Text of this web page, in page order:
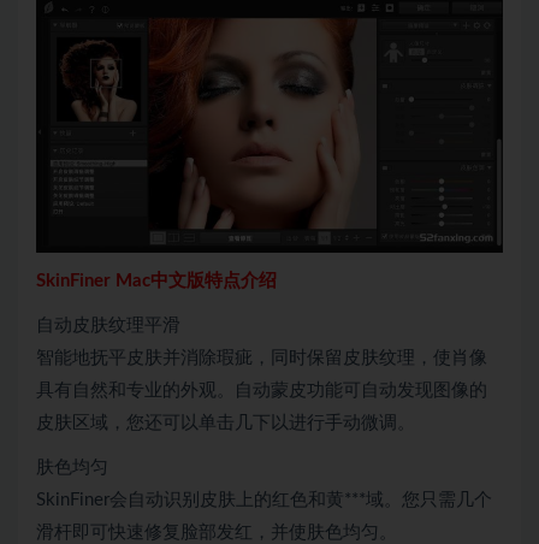
SkinFiner Mac中文版特点介绍
自动皮肤纹理平滑
智能地抚平皮肤并消除瑕疵，同时保留皮肤纹理，使肖像
具有自然和专业的外观。自动蒙皮功能可自动发现图像的
皮肤区域，您还可以单击几下以进行手动微调。
肤色均匀
SkinFiner会自动识别皮肤上的红色和黄***域。您只需几个
滑杆即可快速修复脸部发红，并使肤色均匀。